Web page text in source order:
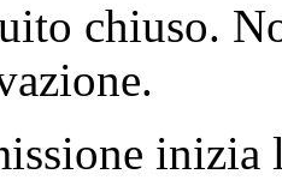
chiuso.
inizia